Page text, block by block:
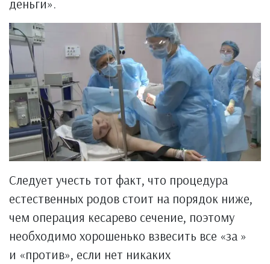
деньги».
Следует учесть тот факт, что процедура
естественных родов стоит на порядок ниже,
чем операция кесарево сечение, поэтому
необходимо хорошенько взвесить все «за »
и «против», если нет никаких